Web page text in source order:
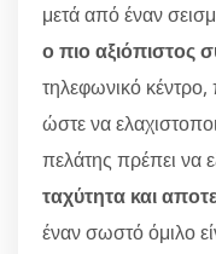
μετά από έναν
ο πιο αξιόπιστος
τηλεφωνικό
ώστε να
πελάτης πρέπει να
ταχύτητα και
έναν σωστό όμιλο